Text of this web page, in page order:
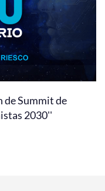
de Summit de
2030''